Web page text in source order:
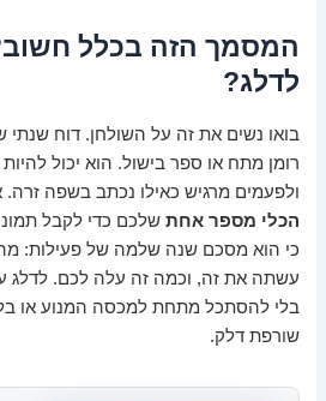
המסמך הזה בכלל
לדלג?
בואו נשים את זה על השולחן. דוח שנתי
רומן מתח או ספר בישול. הוא יכול
ולפעמים מרגיש כאילו נכתב בשפה זרה.
הכלי מספר אחת שלכם כדי לקבל
כי הוא מסכם שנה שלמה של פעילות:
עשתה את זה, וכמה זה עלה לכם. לדלג
בלי להסתכל מתחת למכסה המנוע או
שורפת דלק.